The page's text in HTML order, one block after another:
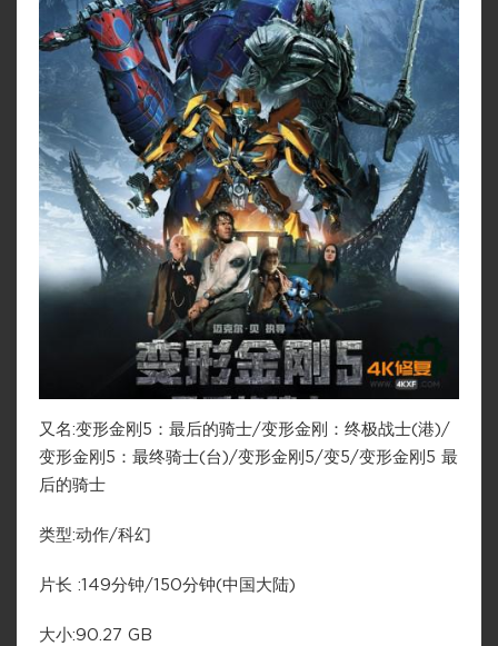
又名:变形金刚5：最后的骑士/变形金刚：终极战士(港)/
变形金刚5：最终骑士(台)/变形金刚5/变5/变形金刚5 最
后的骑士
类型:动作/科幻
片长 :149分钟/150分钟(中国大陆)
大小:90.27 GB